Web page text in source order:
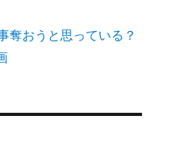
奪おうと思っている？